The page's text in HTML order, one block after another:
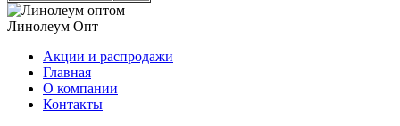
Линолеум Опт
Акции и распродажи
Главная
О компании
Контакты